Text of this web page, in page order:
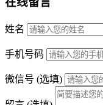
姓名
手机号码
微信号 (选填)